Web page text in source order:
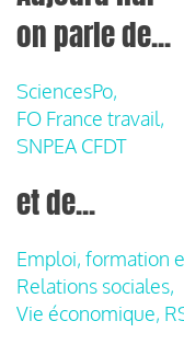
on parle de...
SciencesPo,
FO France travail,
SNPEA CFDT
et de...
Emploi, formation
Relations sociales,
Vie économique,